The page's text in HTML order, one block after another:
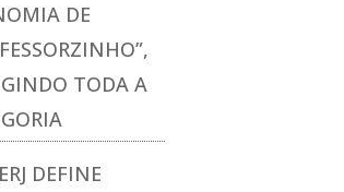
DE
TODA A
DEFINE